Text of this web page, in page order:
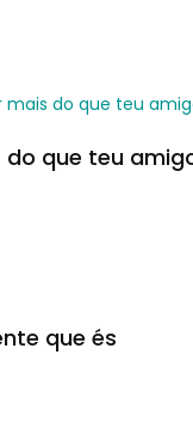
do que teu
que és